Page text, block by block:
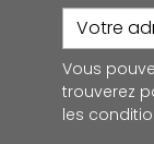
Vous
trouverez
les